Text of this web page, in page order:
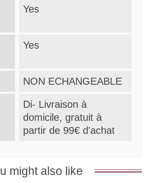
Yes
Yes
NON ECHANGEABLE
Di- Livraison à
domicile, gratuit à
partir de 99€ d'achat
might also like